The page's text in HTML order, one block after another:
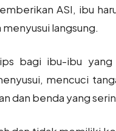
ASI, ibu
langsung.
bagi ibu-ibu
mencuci
dan benda yang